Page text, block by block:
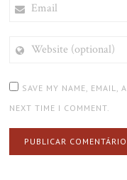
(OPTIONAL)
SAVE MY NAME, EMAIL,
NEXT TIME I COMMENT.